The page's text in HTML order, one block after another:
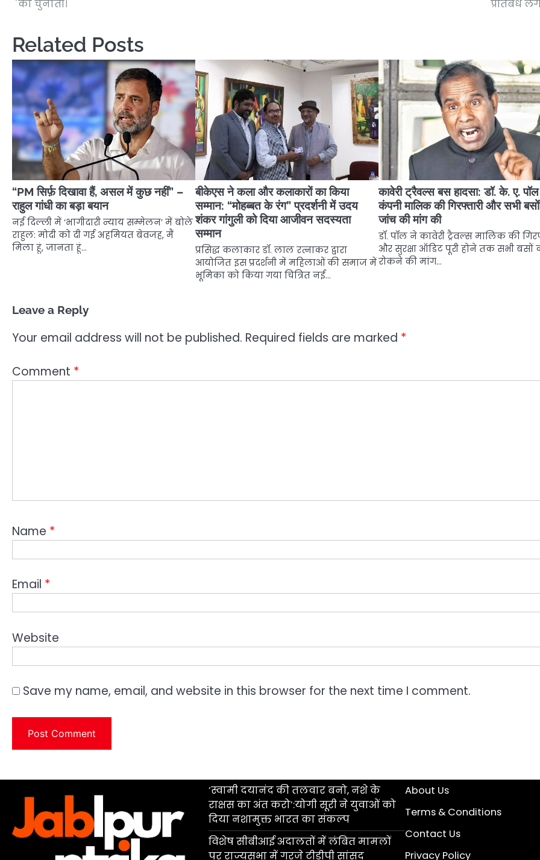
navigation
की चुनौती।
प्रतिबंध
Related Posts
“PM सिर्फ़ दिखावा हैं, असल में कुछ नहीं” –
राहुल गांधी का बड़ा बयान
नई दिल्ली में ‘भागीदारी न्याय सम्मेलन’ में बोले
राहुल: मोदी को दी गई अहमियत बेवजह, मैं
मिला हूं, जानता हूं…
बीकेएस ने कला और कलाकारों का किया
सम्मान: “मोहब्बत के रंग” प्रदर्शनी में उदय
शंकर गांगुली को दिया आजीवन सदस्यता
सम्मान
प्रसिद्ध कलाकार डॉ. लाल रत्नाकर द्वारा
आयोजित इस प्रदर्शनी में महिलाओं की समाज में
भूमिका को किया गया चित्रित नई…
कावेरी ट्रैवल्स बस हादसा: डॉ. के. ए.
कंपनी मालिक की गिरफ्तारी और सभी
जांच की मांग की
डॉ. पॉल ने कावेरी ट्रैवल्स मालिक की
और सुरक्षा ऑडिट पूरी होने तक सभी बसों
रोकने की मांग…
Leave a Reply
Your email address will not be published. Required fields are marked *
Comment *
Name *
Email *
Website
Save my name, email, and website in this browser for the next time I comment.
‘स्वामी दयानंद की तलवार बनो, नशे के
राक्षस का अंत करो’:योगी सूरी ने युवाओं को
दिया नशामुक्त भारत का संकल्प
विशेष सीबीआई अदालतों में लंबित मामलों
पर राज्यसभा में गरजे टीडीपी सांसद
About Us
Terms & Conditions
Contact Us
Privacy Policy